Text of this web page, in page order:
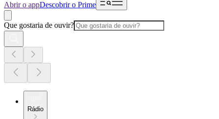
Abrir o appDescobrir o Prime
Que gostaria de ouvir?
Rádio